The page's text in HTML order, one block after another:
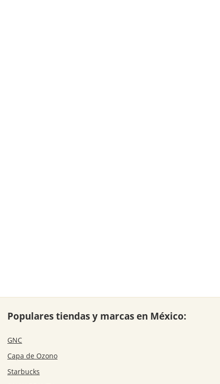
Populares tiendas y marcas en México:
GNC
Capa de Ozono
Starbucks